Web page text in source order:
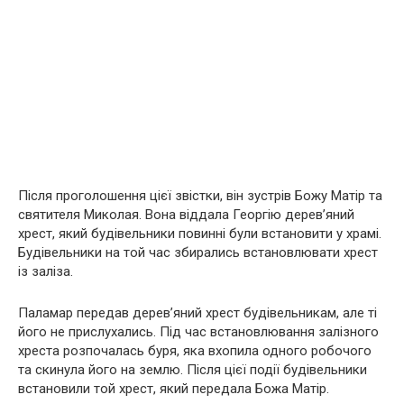
Після проголошення цієї звістки, він зустрів Божу Матір та
святителя Миколая. Вона віддала Георгію дерев’яний
хрест, який будівельники повинні були встановити у храмі.
Будівельники на той час збирались встановлювати хрест
із заліза.
Паламар передав дерев’яний хрест будівельникам, але ті
його не прислухались. Під час встановлювання залізного
хреста розпочалась буря, яка вхопила одного робочого
та скинула його на землю. Після цієї події будівельники
встановили той хрест, який передала Божа Матір.